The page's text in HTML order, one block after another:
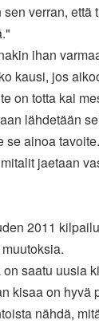
verran, että
ihan
kausi, jos
on totta kai
lähdetään
se ainoa
jaetaan
2011
on saatu uusia
kisaa on hyvä
nähdä,